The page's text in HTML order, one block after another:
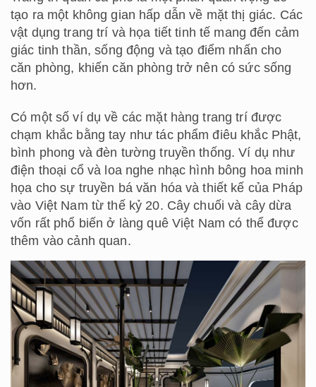
tạo ra một không gian hấp dẫn về mặt thị giác. Các
vật dụng trang trí và họa tiết tinh tế mang đến cảm
giác tinh thần, sống động và tạo điểm nhấn cho
căn phòng, khiến căn phòng trở nên có sức sống
hơn.
Có một số ví dụ về các mặt hàng trang trí được
chạm khắc bằng tay như tác phẩm điêu khắc Phật,
bình phong và đèn tường truyền thống. Ví dụ như
điện thoại cổ và loa nghe nhạc hình bông hoa minh
họa cho sự truyền bá văn hóa và thiết kế của Pháp
vào Việt Nam từ thế kỷ 20. Cây chuối và cây dừa
vốn rất phổ biến ở làng quê Việt Nam có thể được
thêm vào cảnh quan.